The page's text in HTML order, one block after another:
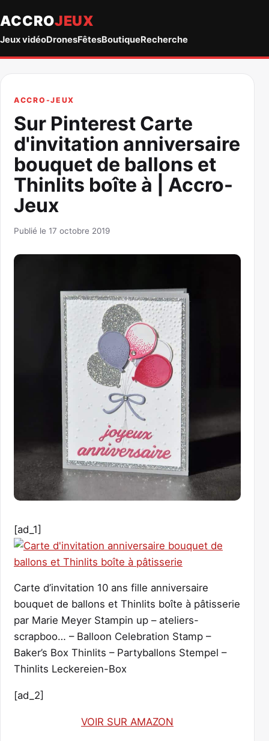
ACCROJEUX
Jeux vidéoDronesFêtesBoutiqueRecherche
ACCRO-JEUX
Sur Pinterest Carte
d'invitation anniversaire
bouquet de ballons et
Thinlits boîte à | Accro-
Jeux
Publié le 17 octobre 2019
[ad_1]
Carte d’invitation 10 ans fille anniversaire
bouquet de ballons et Thinlits boîte à pâtisserie
par Marie Meyer Stampin up – ateliers-
scrapboo… – Balloon Celebration Stamp –
Baker’s Box Thinlits – Partyballons Stempel –
Thinlits Leckereien-Box
[ad_2]
VOIR SUR AMAZON